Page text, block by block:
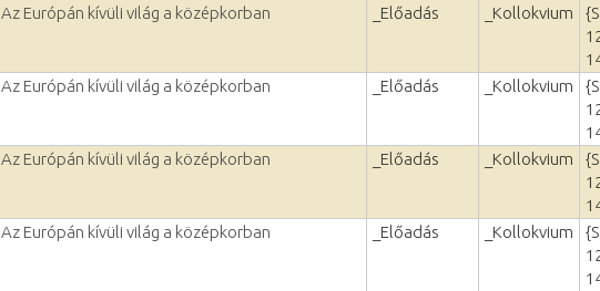
Az Európán kívüli világ a középkorban _Előadás _Kollokvium
Az Európán kívüli világ a középkorban _Előadás _Kollokvium
Az Európán kívüli világ a középkorban _Előadás _Kollokvium
Az Európán kívüli világ a középkorban _Előadás _Kollokvium